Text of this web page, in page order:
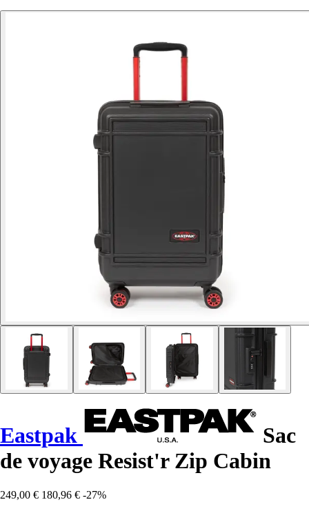
Eastpak
Sac
de voyage Resist'r Zip Cabin
249,00 € 180,96 € -27%